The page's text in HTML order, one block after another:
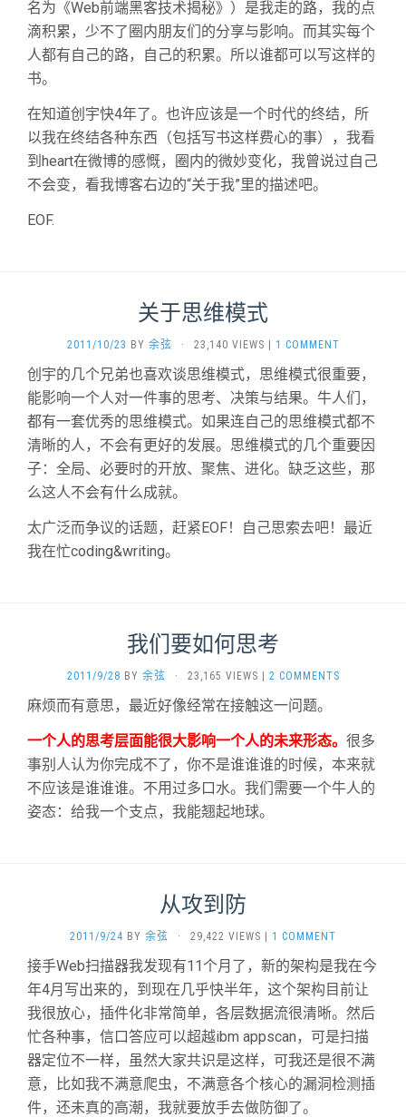
名为《Web前端黑客技术揭秘》）是我走的路，我的点
滴积累，少不了圈内朋友们的分享与影响。而其实每个
人都有自己的路，自己的积累。所以谁都可以写这样的
书。
在知道创宇快4年了。也许应该是一个时代的终结，所
以我在终结各种东西（包括写书这样费心的事），我看
到heart在微博的感慨，圈内的微妙变化，我曾说过自己
不会变，看我博客右边的“关于我”里的描述吧。
EOF.
关于思维模式
2011/10/23 BY 余弦 · 23,140 VIEWS 1 COMMENT
创宇的几个兄弟也喜欢谈思维模式，思维模式很重要，
能影响一个人对一件事的思考、决策与结果。牛人们，
都有一套优秀的思维模式。如果连自己的思维模式都不
清晰的人，不会有更好的发展。思维模式的几个重要因
子：全局、必要时的开放、聚焦、进化。缺乏这些，那
么这人不会有什么成就。
太广泛而争议的话题，赶紧EOF！自己思索去吧！最近
我在忙coding&writing。
我们要如何思考
2011/9/28 BY 余弦 · 23,165 VIEWS 2 COMMENTS
麻烦而有意思，最近好像经常在接触这一问题。
一个人的思考层面能很大影响一个人的未来形态。 很多
事别人认为你完成不了，你不是谁谁谁的时候，本来就
不应该是谁谁谁。不用过多口水。我们需要一个牛人的
姿态：给我一个支点，我能翘起地球。
从攻到防
2011/9/24 BY 余弦 · 29,422 VIEWS 1 COMMENT
接手Web扫描器我发现有11个月了，新的架构是我在今
年4月写出来的，到现在几乎快半年，这个架构目前让
我很放心，插件化非常简单，各层数据流很清晰。然后
忙各种事，信口答应可以超越ibm appscan，可是扫描
器定位不一样，虽然大家共识是这样，可我还是很不满
意，比如我不满意爬虫，不满意各个核心的漏洞检测插
件，还未真的高潮，我就要放手去做防御了。